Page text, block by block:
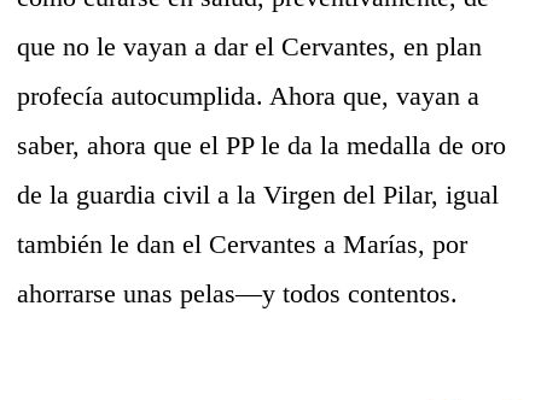
que no le vayan a dar el Cervantes, en plan
profecía autocumplida. Ahora que, vayan a
saber, ahora que el PP le da la medalla de oro
de la guardia civil a la Virgen del Pilar, igual
también le dan el Cervantes a Marías, por
ahorrarse unas pelas—y todos contentos.